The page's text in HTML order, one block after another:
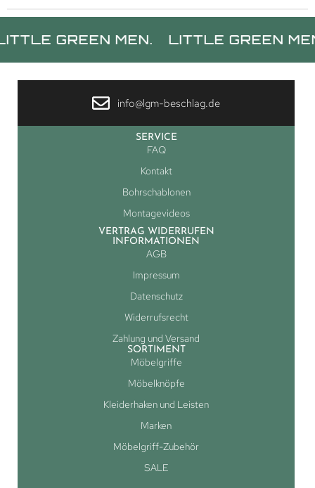
MEN. LITTLE GREEN MEN.
info@lgm-beschlag.de
SERVICE
FAQ
Kontakt
Bohrschablonen
Montagevideos
VERTRAG WIDERRUFEN
INFORMATIONEN
AGB
Impressum
Datenschutz
Widerrufsrecht
Zahlung und Versand
SORTIMENT
Möbelgriffe
Möbelknöpfe
Kleiderhaken und Leisten
Marken
Möbelgriff-Zubehör
SALE